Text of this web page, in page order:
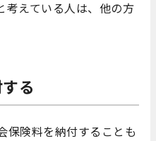
考えている人は、他の方
る
保険料を納付することも